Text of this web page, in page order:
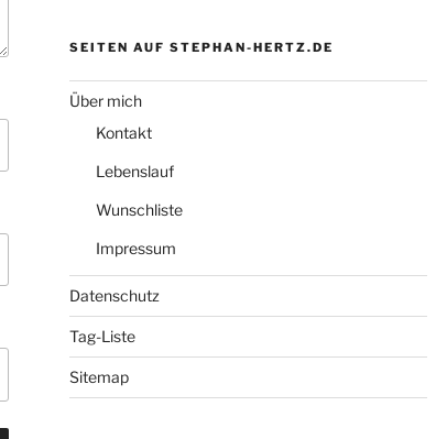
SEITEN AUF STEPHAN-HERTZ.DE
Über mich
Kontakt
Lebenslauf
Wunschliste
Impressum
Datenschutz
Tag-Liste
Sitemap